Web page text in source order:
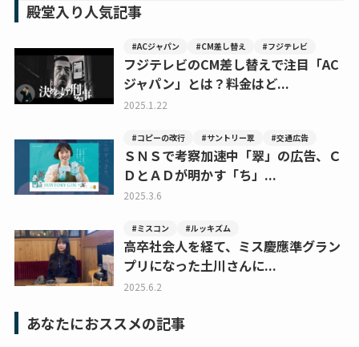
殿堂入り人気記事
#ACジャパン #CM差し替え #フジテレビ
フジテレビのCM差し替えで注目「AC
ジャパン」とは？料金はど...
2025.1.22
#コピーの改行 #サントリー翠 #交通広告
ＳＮＳで考察加速中「翠」の広告、Ｃ
ＤとＡＤが明かす「ち」...
2025.3.6
#ミスコン #ルッキズム
高卒社会人を経て、ミス慶應準グラン
プリになった土川さんに...
2025.6.2
あなたにおススメの記事